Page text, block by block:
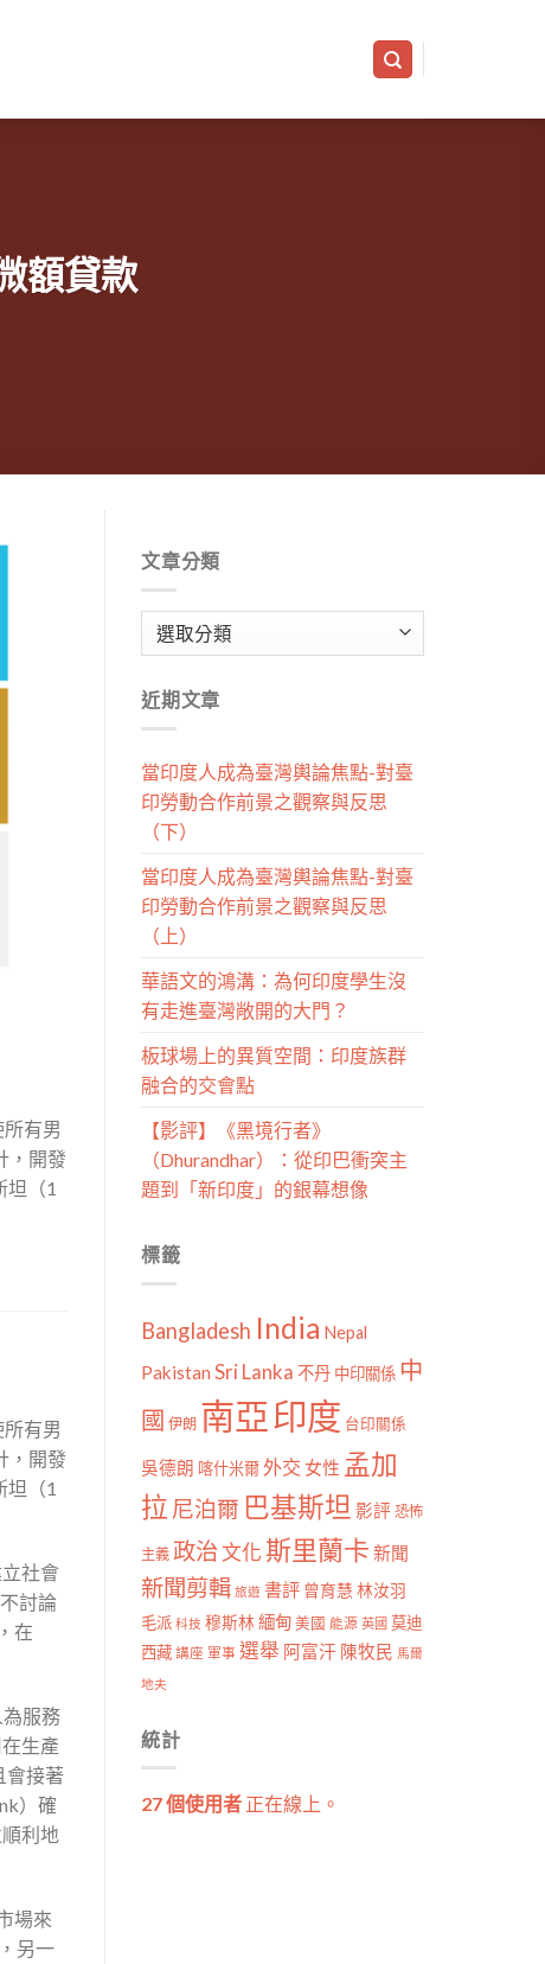
額貸款
有男
，開發
坦（1
有男
，開發
坦（1
社會
討論
在
服務
生產
會接著
）確
利地
場來
另一
文章分類
章
類
近期文章
當印度人成為臺灣輿論焦點-對臺
印勞動合作前景之觀察與反思
（下）
當印度人成為臺灣輿論焦點-對臺
印勞動合作前景之觀察與反思
（上）
華語文的鴻溝：為何印度學生沒
有走進臺灣敞開的大門？
板球場上的異質空間：印度族群
融合的交會點
【影評】《黑境行者》
（Dhurandhar）：從印巴衝突主
題到「新印度」的銀幕想像
標籤
Bangladesh India Nepal
Pakistan Sri Lanka 不丹 中印關係 中
國 伊朗 南亞印度 台印關係
吳德朗 喀什米爾外交 女性 孟加
拉 尼泊爾 巴基斯坦 影評 恐怖
主義 政治文化斯里蘭卡 新聞
新聞剪輯 旅遊 書評 曾育慧 林汝羽
毛派 科技 穆斯林 緬甸 美國 能源 英國 莫迪
西藏 講座 軍事 選舉 阿富汗 陳牧民 馬爾
地夫
統計
27 個使用者 正在線上。